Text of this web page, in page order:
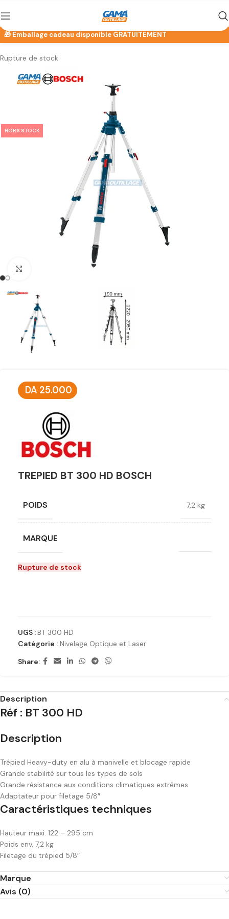
Rupture de stock
HORS STOCK
DA 25.000
TREPIED BT 300 HD BOSCH
POIDS 7,2 kg
MARQUE
Rupture de stock
UGS :BT 300 HD
Catégorie : Nivelage Optique et Laser
Share:
Description
Réf : BT 300 HD
Description
Trépied Heavy-duty en alu à manivelle et blocage rapide
Grande stabilité sur tous les types de sols
Grande résistance aux conditions climatiques extrêmes
Adaptateur pour filetage 5/8″
Caractéristiques techniques
Hauteur maxi. 122 – 295 cm
Poids env. 7,2 kg
Filetage du trépied 5/8″
Marque
Avis (0)